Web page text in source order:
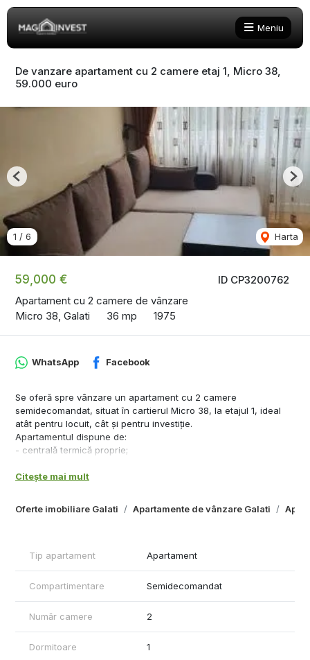
Meniu
De vanzare apartament cu 2 camere etaj 1, Micro 38,
59.000 euro
ID CP3200762
59,000 €
Apartament cu 2 camere de vânzare
Micro 38, Galati
36 mp 1975
1 / 6 Harta
Previous
Oferte imobiliare Galati Apartamente de vânzare Galati
WhatsApp Facebook
Se oferă spre vânzare un apartament cu 2 camere
semidecomandat, situat în cartierul Micro 38, la etajul 1, ideal
atât pentru locuit, cât și pentru investiție.
Apartamentul dispune de:
- centrală termică proprie;
- ferestre cu tâmplărie PVC și geam termopan;
- se vinde mobilat și utilat, gata de mutare;
- izolatie interioara si exterioara
- în apropiere de magazine (Supeco, Lidl);
- școală și grădiniță la câteva minute;
- acces facil la mijloace de transport și alte puncte de interes.
Preț: 59.000 €
vizionări, vă rog să mă contactați 0741.030.291 Marilena, Agentia
Mag Invest.
Citește mai mult
Tip apartament Apartament
Compartimentare Semidecomandat
Număr camere 2
Dormitoare 1